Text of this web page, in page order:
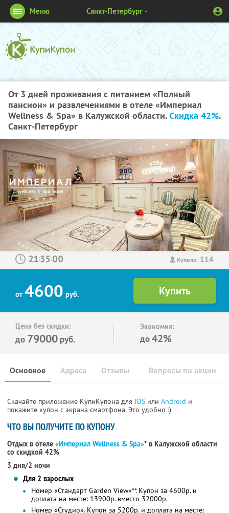
Меню Санкт-Петербург
От 3 дней проживания с питанием «Полный
пансион» и развлечениями в отеле «Империал
Wellness & Spa» в Калужской области.Скидка 42%.
Санкт-Петербург
Купили: 114
: :
от 4600 руб.
Цена без скидки:
до 79000 руб.
Экономия:
до42%
Основное Отзывы Вопросы по акции
Адреса
Скачайте приложение КупиКупона для IOS или Android и
покажите купон с экрана смартфона. Это удобно :)
ЧТО ВЫ ПОЛУЧИТЕ ПО КУПОНУ
Отдых в отеле «Империал Wellness & Spa»* в Калужской области
со скидкой 42%
3 дня/2 ночи
Для 2 взрослых
Номер «Стандарт Garden View»**. Купон за 4600р. и
доплата на месте: 13900р. вместо 32000р.
Номер «Студио». Купон за 5200р. и доплата на месте: